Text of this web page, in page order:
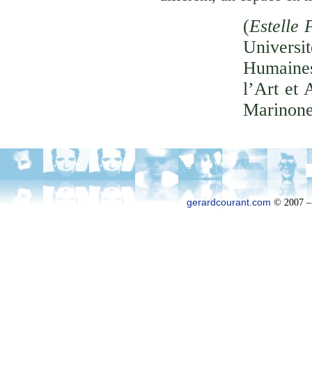
(Estelle
l’Art et
gerardcourant.com © 2007